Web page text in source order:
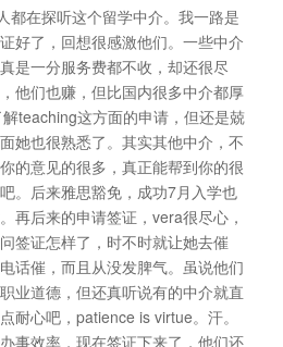
都在探听这个留学中介。我一路是
好了，回想很感激他们。一些中介
是一分服务费都不收，却还很尽
他们也赚，但比国内很多中介都厚
teaching这方面的申请，但还是兢
她也很熟悉了。其实其他中介，不
的意见的很多，真正能帮到你的很
。后来雅思豁免，成功7月入学也
再后来的申请签证，vera很尽心，
签证怎样了，时不时就让她去催
话催，而且从没发脾气。虽说他们
业道德，但还真听说有的中介就直
耐心吧，patience is virtue。汗。
事效率，现在签证下来了，他们还